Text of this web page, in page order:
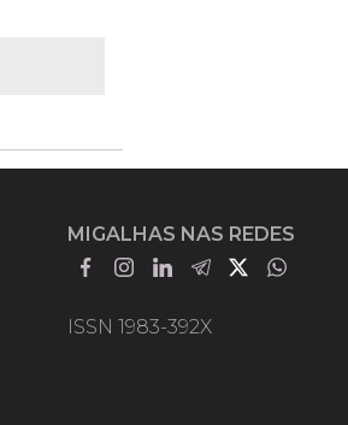
MIGALHAS NAS REDES
ISSN 1983-392X